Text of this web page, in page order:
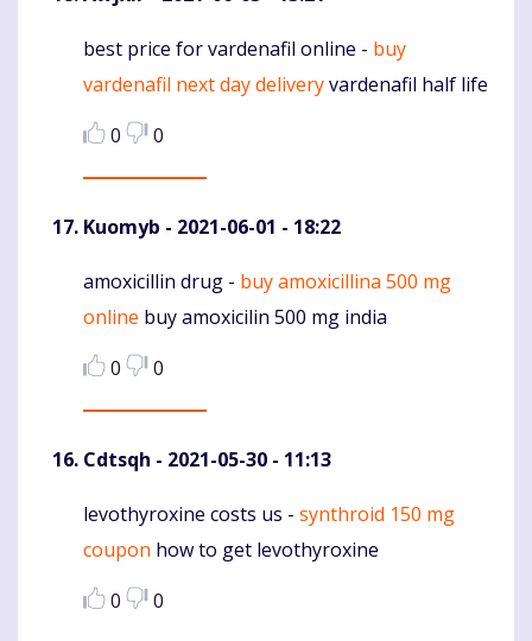
Komentaras
best price for vardenafil online - buy
vardenafil next day deliveryvardenafil half life
0
0
Kuomyb - 2021-06-01 - 18:22
Komentaras
amoxicillin drug - buy amoxicillina 500 mg
online buy amoxicilin 500 mg india
0
0
Cdtsqh - 2021-05-30 - 11:13
Komentaras
levothyroxine costs us - synthroid 150 mg
coupon how to get levothyroxine
0
0